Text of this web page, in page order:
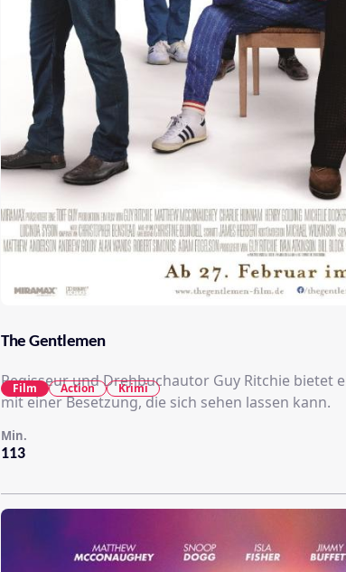
The Gentlemen
Regisseur und Drehbuchautor Guy Ritchie bietet
mit einer Besetzung, die sich sehen lassen kann.
113
Min.
Film Action Krimi